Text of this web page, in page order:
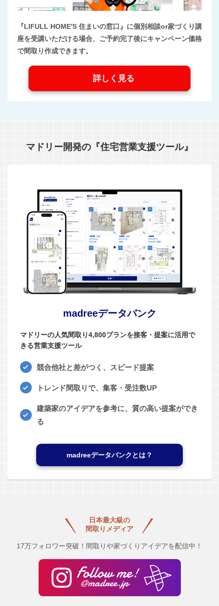
『LIFULL HOME'S 住まいの窓口』に個別相談or家づくり講
座を受講いただける場合、ご予約完了後にキャンペーン価格
で間取り作成できます。
詳しく見る
マドリー開発の『住宅営業支援ツール』
madreeデータバンク
マドリーの人気間取り4,800プランを接客・提案に活用で
きる営業支援ツール
競合他社と差がつく、スピード提案
トレンド間取りで、集客・受注数UP
建築家のアイデアを参考に、質の高い提案ができ
る
madreeデータバンクとは？
日本最大級の
間取りメディア
17万フォロワー突破！間取りや家づくりアイデアを配信中！